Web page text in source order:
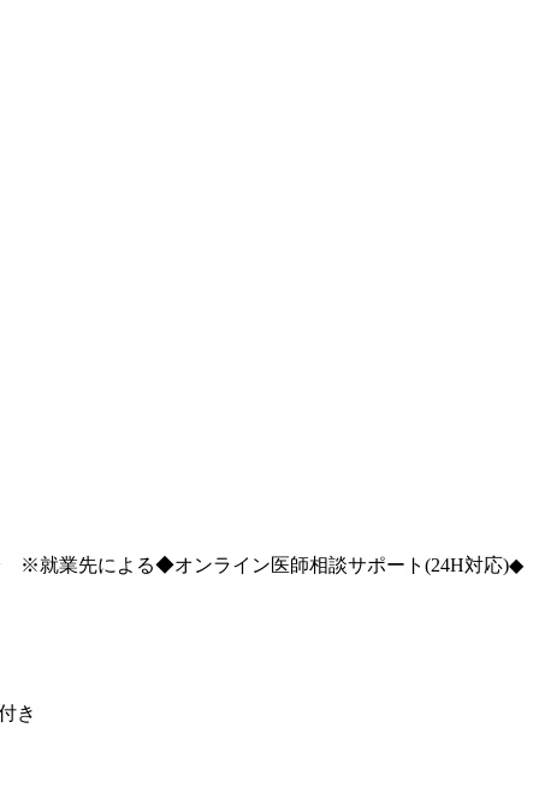
※就業先による◆オンライン医師相談サポート(24H対応)◆
き